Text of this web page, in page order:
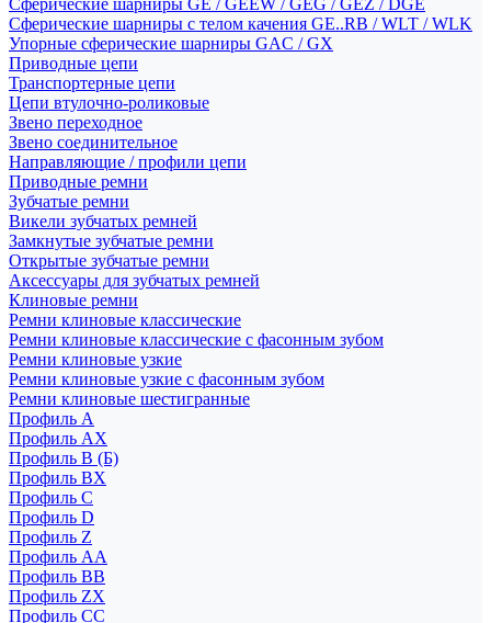
Сферические шарниры GE / GEEW / GEG / GEZ / DGE
Сферические шарниры с телом качения GE..RB / WLT / WLK
Упорные сферические шарниры GAC / GX
Приводные цепи
Транспортерные цепи
Цепи втулочно-роликовые
Звено переходное
Звено соединительное
Направляющие / профили цепи
Приводные ремни
Зубчатые ремни
Викели зубчатых ремней
Замкнутые зубчатые ремни
Открытые зубчатые ремни
Аксессуары для зубчатых ремней
Клиновые ремни
Ремни клиновые классические
Ремни клиновые классические с фасонным зубом
Ремни клиновые узкие
Ремни клиновые узкие с фасонным зубом
Ремни клиновые шестигранные
Профиль A
Профиль AX
Профиль B (Б)
Профиль BX
Профиль C
Профиль D
Профиль Z
Профиль АА
Профиль BB
Профиль ZX
Профиль CC